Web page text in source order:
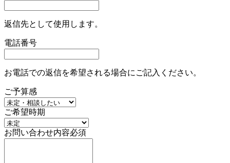
返信先として使用します。
電話番号
お電話での返信を希望される場合にご記入ください。
ご予算感
ご希望時期
お問い合わせ内容必須